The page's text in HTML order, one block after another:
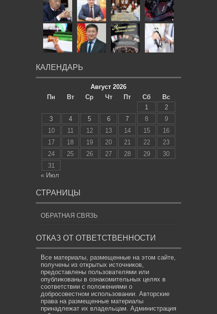
КАЛЕНДАРЬ
Август 2026
Пн
Вт Ср Чт Пт Сб
Вс
1
2
3
4 5 6 7 8
9
10
11 12 13 14 15
16
17
18 19 20 21 22
23
24
25 26 27 28 29
30
31
« Июл
СТРАНИЦЫ
ОБРАТНАЯ СВЯЗЬ
ОТКАЗ ОТ ОТВЕТСТВЕННОСТИ
Все материалы, размещенные на этом сайте,
получены из открытых источников,
предоставлены пользователями или
опубликованы в ознакомительных целях в
соответствии с положениями о
добросовестном использовании. Авторские
права на размещенные материалы
принадлежат их владельцам. Администрация